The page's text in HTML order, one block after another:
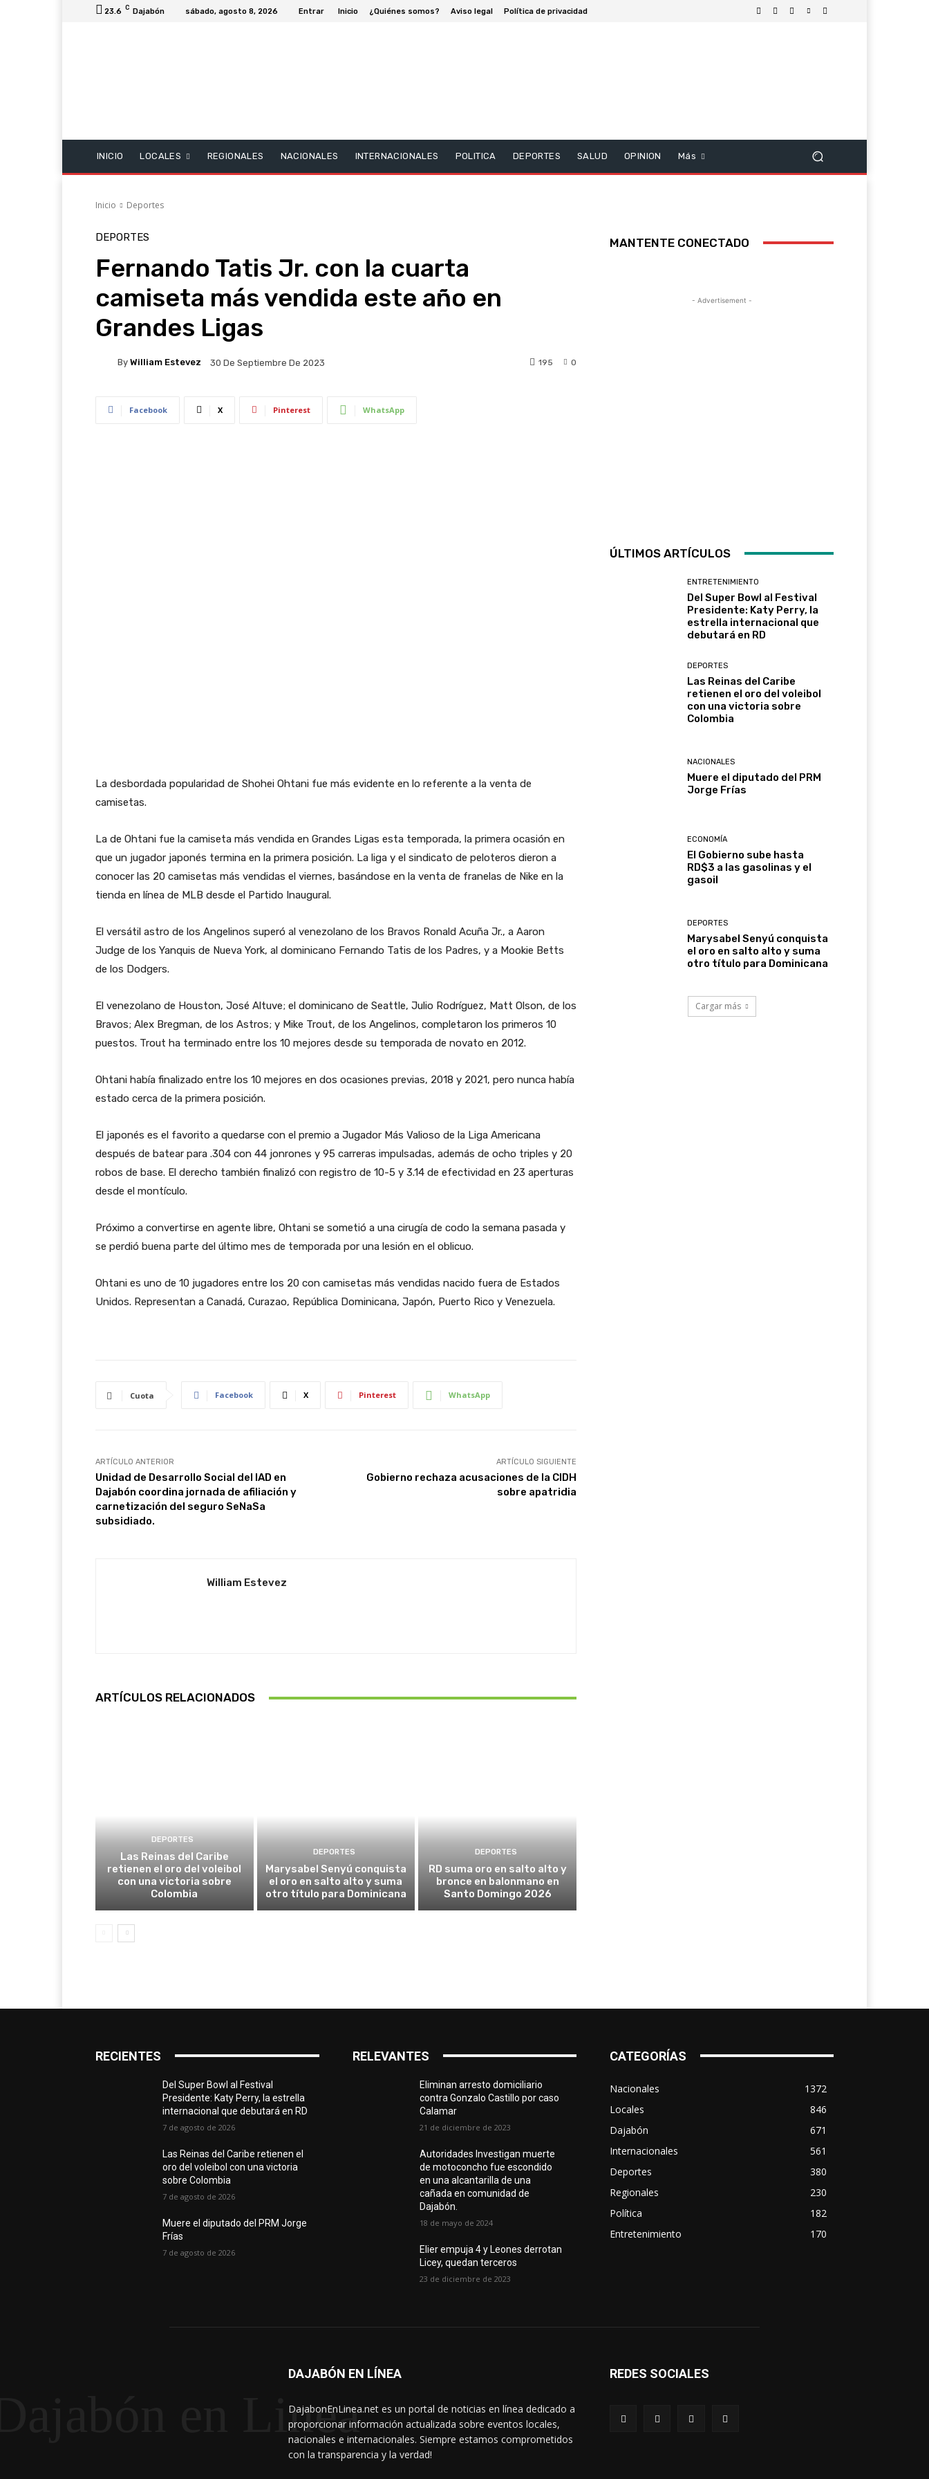
23.6 C Dajabón sábado, agosto 8, 2026 Entrar Inicio ¿Quiénes somos? Aviso legal Política de privacidad
INICIO LOCALES REGIONALES NACIONALES INTERNACIONALES POLITICA DEPORTES SALUD OPINION Más
Inicio Deportes
DEPORTES
Fernando Tatis Jr. con la cuarta
camiseta más vendida este año en
Grandes Ligas
By William Estevez 30 De Septiembre De 2023 0
195
Facebook X Pinterest WhatsApp
La desbordada popularidad de Shohei Ohtani fue más evidente en lo referente a la venta de
camisetas.
La de Ohtani fue la camiseta más vendida en Grandes Ligas esta temporada, la primera ocasión en
que un jugador japonés termina en la primera posición. La liga y el sindicato de peloteros dieron a
conocer las 20 camisetas más vendidas el viernes, basándose en la venta de franelas de Nike en la
tienda en línea de MLB desde el Partido Inaugural.
El versátil astro de los Angelinos superó al venezolano de los Bravos Ronald Acuña Jr., a Aaron
Judge de los Yanquis de Nueva York, al dominicano Fernando Tatis de los Padres, y a Mookie Betts
de los Dodgers.
El venezolano de Houston, José Altuve; el dominicano de Seattle, Julio Rodríguez, Matt Olson, de los
Bravos; Alex Bregman, de los Astros; y Mike Trout, de los Angelinos, completaron los primeros 10
puestos. Trout ha terminado entre los 10 mejores desde su temporada de novato en 2012.
Ohtani había finalizado entre los 10 mejores en dos ocasiones previas, 2018 y 2021, pero nunca había
estado cerca de la primera posición.
El japonés es el favorito a quedarse con el premio a Jugador Más Valioso de la Liga Americana
después de batear para .304 con 44 jonrones y 95 carreras impulsadas, además de ocho triples y 20
robos de base. El derecho también finalizó con registro de 10-5 y 3.14 de efectividad en 23 aperturas
desde el montículo.
Próximo a convertirse en agente libre, Ohtani se sometió a una cirugía de codo la semana pasada y
se perdió buena parte del último mes de temporada por una lesión en el oblicuo.
Ohtani es uno de 10 jugadores entre los 20 con camisetas más vendidas nacido fuera de Estados
Unidos. Representan a Canadá, Curazao, República Dominicana, Japón, Puerto Rico y Venezuela.
Cuota Facebook X Pinterest WhatsApp
ARTÍCULO ANTERIOR
Unidad de Desarrollo Social del IAD en
Dajabón coordina jornada de afiliación y
carnetización del seguro SeNaSa
subsidiado.
ARTÍCULO SIGUIENTE
Gobierno rechaza acusaciones de la CIDH
sobre apatridia
William Estevez
ARTÍCULOS RELACIONADOS
DEPORTES
Las Reinas del Caribe
retienen el oro del voleibol
con una victoria sobre
Colombia
DEPORTES
Marysabel Senyú conquista
el oro en salto alto y suma
otro título para Dominicana
DEPORTES
RD suma oro en salto alto y
bronce en balonmano en
Santo Domingo 2026
MANTENTE CONECTADO
- Advertisement -
ÚLTIMOS ARTÍCULOS
ENTRETENIMIENTO
Del Super Bowl al Festival
Presidente: Katy Perry, la
estrella internacional que
debutará en RD
DEPORTES
Las Reinas del Caribe
retienen el oro del voleibol
con una victoria sobre
Colombia
NACIONALES
Muere el diputado del PRM
Jorge Frías
ECONOMÍA
El Gobierno sube hasta
RD$3 a las gasolinas y el
gasoil
DEPORTES
Marysabel Senyú conquista
el oro en salto alto y suma
otro título para Dominicana
Cargar más
RECIENTES
Del Super Bowl al Festival
Presidente: Katy Perry, la estrella
internacional que debutará en RD
7 de agosto de 2026
Las Reinas del Caribe retienen el
oro del voleibol con una victoria
sobre Colombia
7 de agosto de 2026
Muere el diputado del PRM Jorge
Frías
7 de agosto de 2026
RELEVANTES
Eliminan arresto domiciliario
contra Gonzalo Castillo por caso
Calamar
21 de diciembre de 2023
Autoridades Investigan muerte
de motoconcho fue escondido
en una alcantarilla de una
cañada en comunidad de
Dajabón.
18 de mayo de 2024
Elier empuja 4 y Leones derrotan
Licey, quedan terceros
23 de diciembre de 2023
CATEGORÍAS
Nacionales
1372
Locales
846
Dajabón
671
Internacionales
561
Deportes
380
Regionales
230
Política
182
Entretenimiento
170
en Linea
DAJABÓN EN LÍNEA
DajabonEnLinea.net es un portal de noticias en línea dedicado a
proporcionar información actualizada sobre eventos locales,
nacionales e internacionales. Siempre estamos comprometidos
con la transparencia y la verdad!
REDES SOCIALES